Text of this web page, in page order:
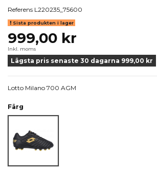
Referens L220235_75600
Sista produkten i lager
999,00 kr
Inkl. moms
Lägsta pris senaste 30 dagarna 999,00 kr
Lotto Milano 700 AGM
Färg